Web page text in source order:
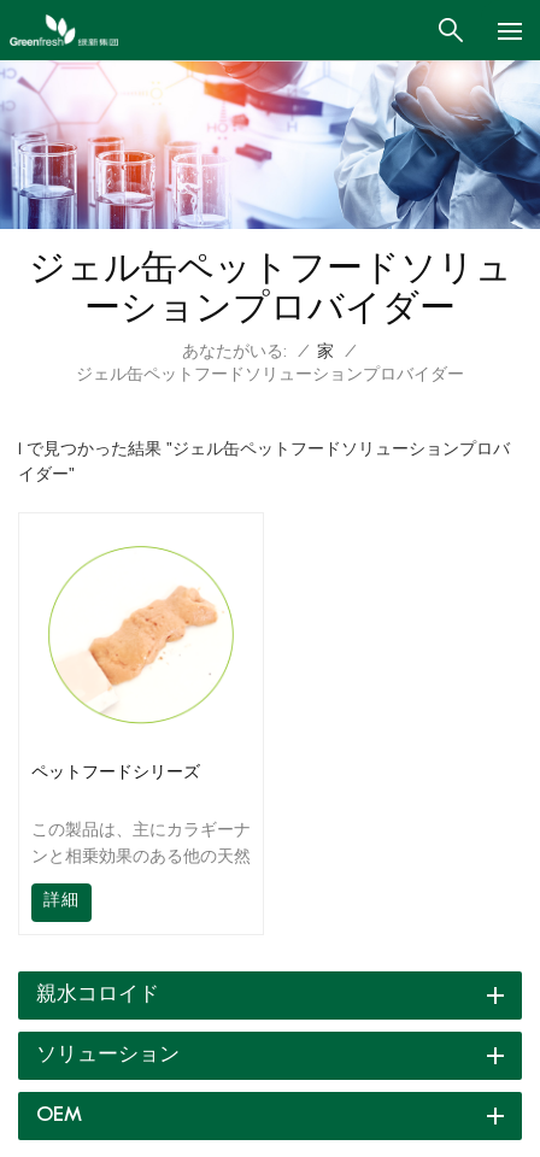
ジェル缶ペットフードソリュ
ーションプロバイダー
あなたがいる: / 家
/
ジェル缶ペットフードソリューションプロバイダー
1 で見つかった結果 "ジェル缶ペットフードソリューションプロバ
イダー"
ペットフードシリーズ
この製品は、主にカラギーナ
ンと相乗効果のある他の天然
コロイドから作られていま
す。ゲル強度が高く、保水性
性、保水性を向上させ、ペッ
好な形状を維持できます。
詳細
親水コロイド
ソリューション
OEM